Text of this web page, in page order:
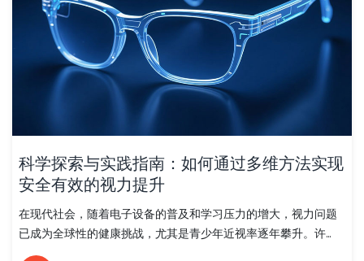
科学探索与实践指南：如何通过多维方法实现
安全有效的视力提升
在现代社会，随着电子设备的普及和学习压力的增大，视力问题
已成为全球性的健康挑战，尤其是青少年近视率逐年攀升。许...